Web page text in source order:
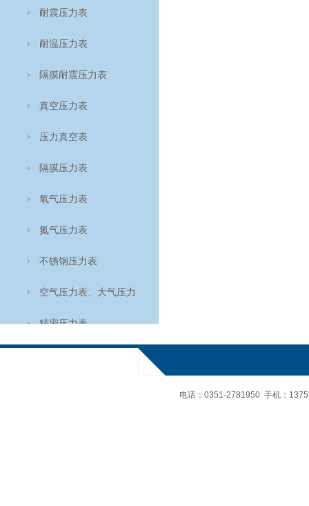
耐震压力表
耐温压力表
隔膜耐震压力表
真空压力表
压力真空表
隔膜压力表
氧气压力表
氮气压力表
不锈钢压力表
空气压力表、大气压力
表、空盒气压计
精密压力表
电话： 0351-2781950 手机：